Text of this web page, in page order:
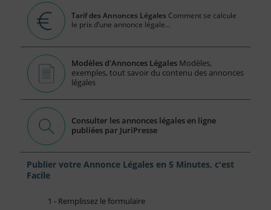
Tarif des Annonces Légales Comment se calcule
le prix d’une annonce légale...
Modèles d'Annonces Légales Modèles,
exemples, tout savoir du contenu des annonces
légales
Consulter les annonces légales en ligne
publiées par JuriPresse
Publier votre Annonce Légales en 5 Minutes, c'est
Facile
1 - Remplissez le formulaire